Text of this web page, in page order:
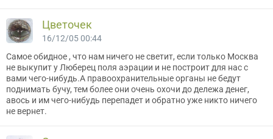
Цветочек
16/12/05 00:44
Самое обидное , что нам ничего не светит, если только Москва
не выкупит у Люберец поля аэрации и не построит для нас с
вами чего-нибудь.А правоохранительные органы не бедут
поднимать бучу, тем более они очень охочи до дележа денег,
авось и им чего-нибудь перепадет и обратно уже никто ничего
не вернет.